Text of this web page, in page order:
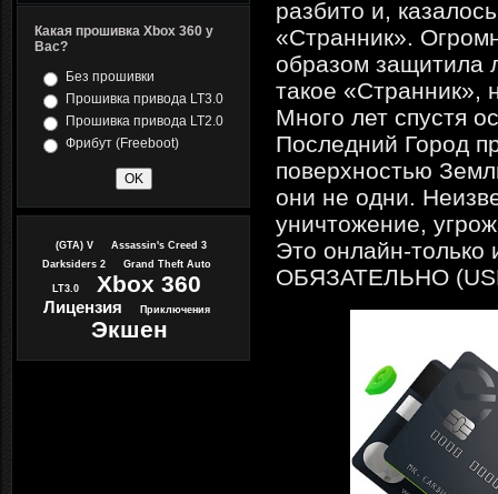
Какая прошивка Xbox 360 у
Вас?
Без прошивки
Прошивка привода LT3.0
Прошивка привода LT2.0
Фрибут (Freeboot)
(GTA) V
Assassin's Creed 3
Darksiders 2
Grand Theft Auto
LT3.0 Xbox 360
Лицензия Приключения
Экшен
разбито и,
«Странник».
образом защитила
такое «Странник»,
Много лет спустя
Последний Город
поверхностью
они не одни.
уничтожение,
Это онлайн-только
ОБЯЗАТЕЛЬНО